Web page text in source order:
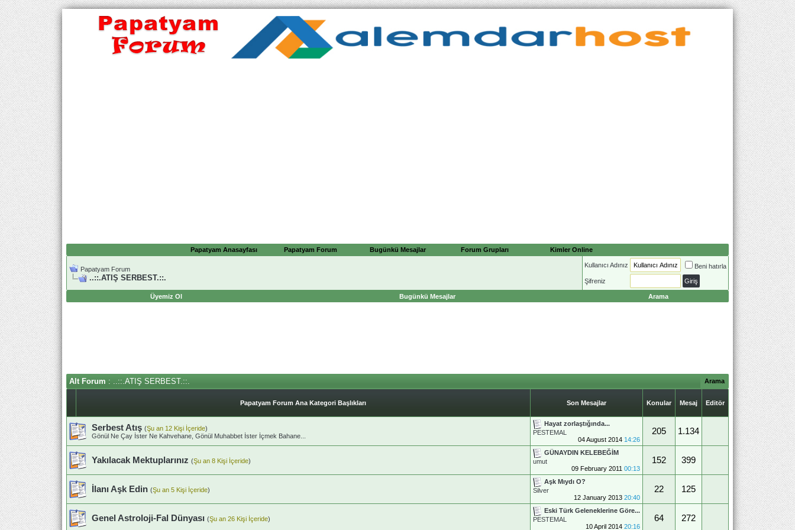
Papatyam Anasayfası Papatyam Forum Bugünkü Mesajlar Forum Grupları Kimler Online
Papatyam Forum
..::.ATIŞ SERBEST.::.
Kullanıcı Adınız Beni hatırla
Şifreniz
Üyemiz Ol Bugünkü Mesajlar Arama
Alt Forum : ..::.ATIŞ SERBEST.::. Arama
Papatyam Forum Ana Kategori Başlıkları Son Mesajlar Konular Mesaj Editör
Serbest Atış (Şu an 12 Kişi İçeride)
Gönül Ne Çay İster Ne Kahvehane, Gönül Muhabbet İster İçmek Bahane...
Hayat zorlaştığında...
PESTEMAL
04 August 2014 14:26
205 1.134
Yakılacak Mektuplarınız (Şu an 8 Kişi İçeride)
GÜNAYDIN KELEBEĞİM
umut
09 February 2011 00:13
152 399
İlanı Aşk Edin (Şu an 5 Kişi İçeride)
Aşk Mıydı O?
Silver
12 January 2013 20:40
22 125
Genel Astroloji-Fal Dünyası (Şu an 26 Kişi İçeride)
Eski Türk Geleneklerine Göre...
PESTEMAL
10 April 2014 20:16
64 272